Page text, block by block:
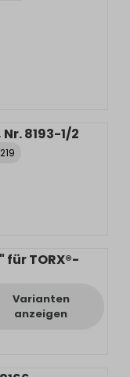
8193-1/2
TORX®-
Varianten
anzeigen